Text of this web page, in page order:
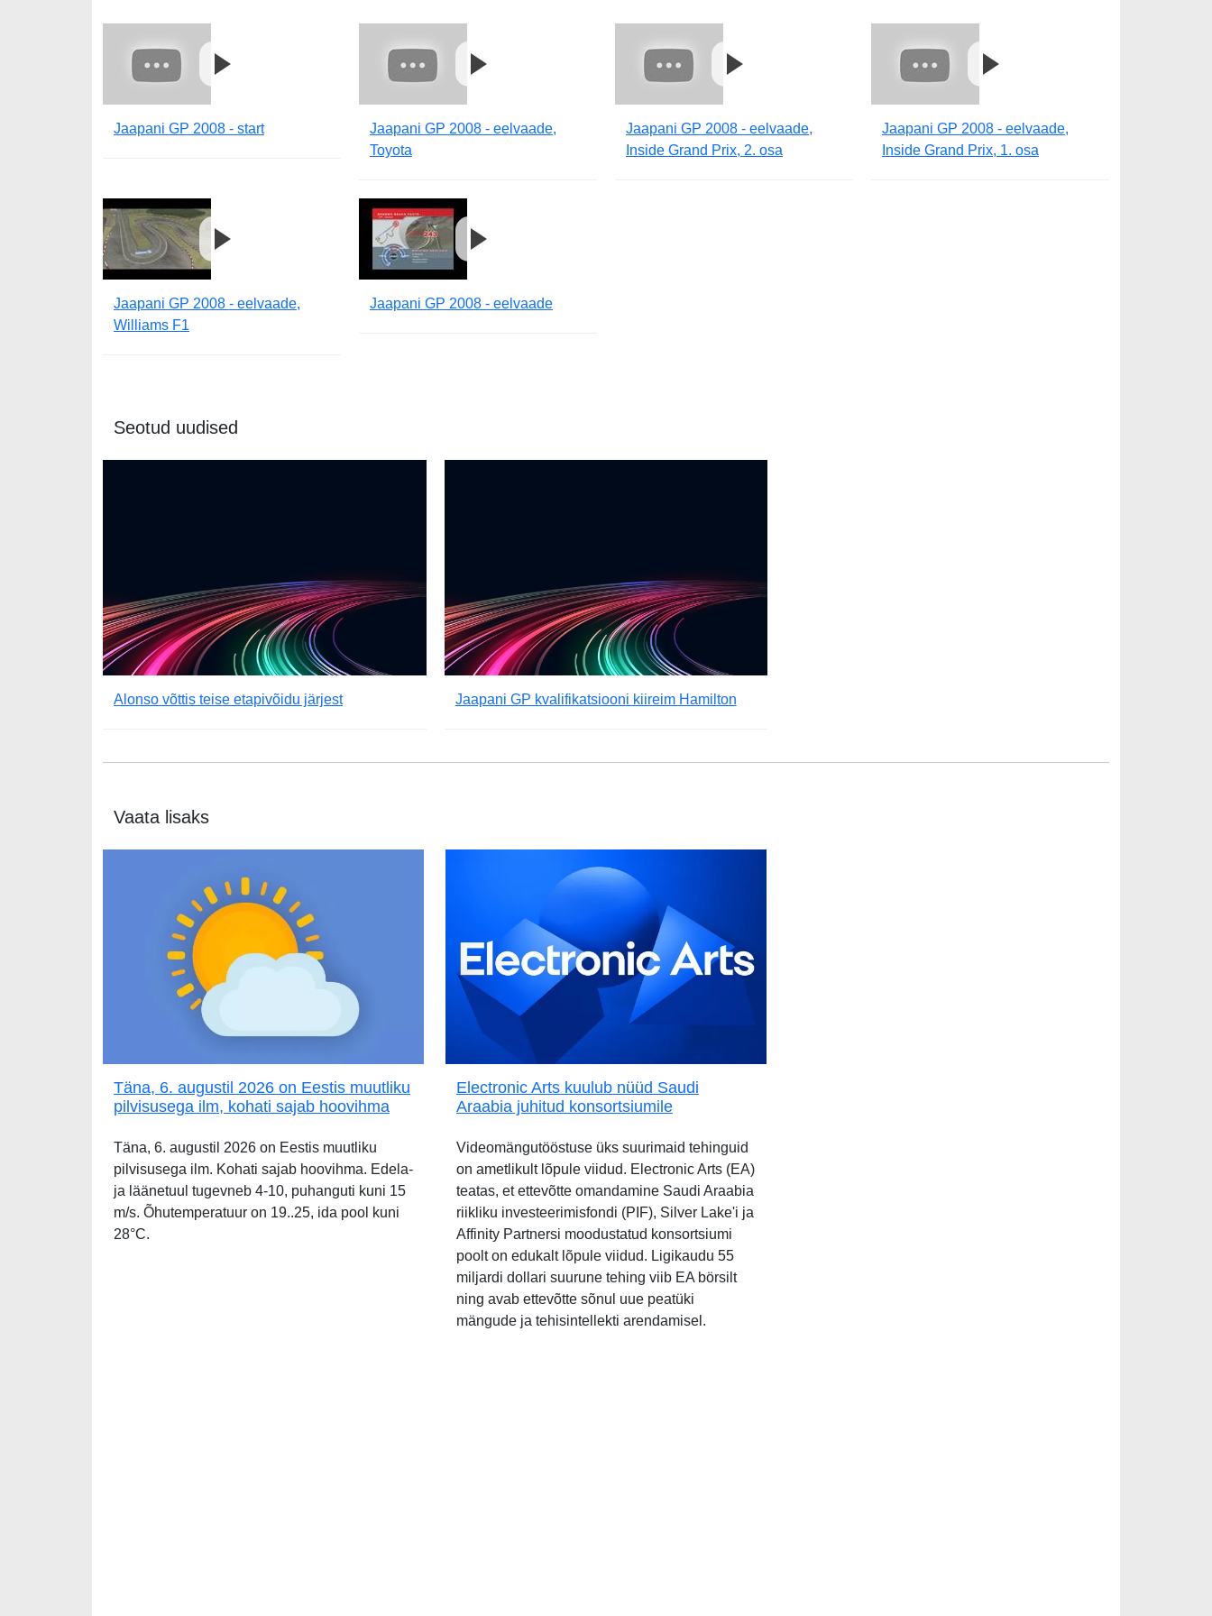
Jaapani GP 2008 - start
Jaapani GP 2008 - eelvaade,
Toyota
Jaapani GP 2008 - eelvaade,
Inside Grand Prix, 2. osa
Jaapani GP 2008 - eelvaade,
Inside Grand Prix, 1. osa
Jaapani GP 2008 - eelvaade,
Williams F1
Jaapani GP 2008 - eelvaade
Seotud uudised
Alonso võttis teise etapivõidu järjest Jaapani GP kvalifikatsiooni kiireim Hamilton
Vaata lisaks
Täna, 6. augustil 2026 on Eestis muutliku
pilvisusega ilm, kohati sajab hoovihma
Täna, 6. augustil 2026 on Eestis muutliku
pilvisusega ilm. Kohati sajab hoovihma. Edela-
ja läänetuul tugevneb 4-10, puhanguti kuni 15
m/s. Õhutemperatuur on 19..25, ida pool kuni
28°C.
Electronic Arts kuulub nüüd Saudi
Araabia juhitud konsortsiumile
Videomängutööstuse üks suurimaid tehinguid
on ametlikult lõpule viidud. Electronic Arts (EA)
teatas, et ettevõtte omandamine Saudi Araabia
riikliku investeerimisfondi (PIF), Silver Lake'i ja
Affinity Partnersi moodustatud konsortsiumi
poolt on edukalt lõpule viidud. Ligikaudu 55
miljardi dollari suurune tehing viib EA börsilt
ning avab ettevõtte sõnul uue peatüki
mängude ja tehisintellekti arendamisel.